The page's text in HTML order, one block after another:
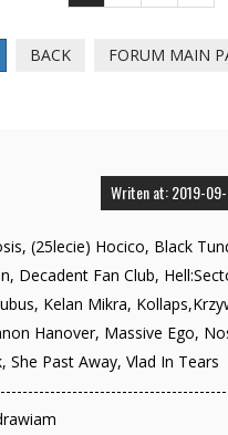
BACK FORUM MAIN
Writen at: 2019-
(25lecie) Hocico, Black
Decadent Fan Club,
Kelan Mikra,
Hanover, Massive Ego,
She Past Away, Vlad In Tears